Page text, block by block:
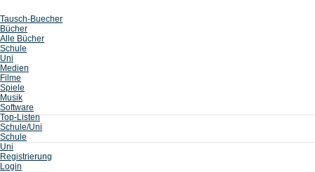
Tausch-Buecher
Bücher
Alle Bücher
Schule
Uni
Medien
Filme
Spiele
Musik
Software
Top-Listen
Schule/Uni
Schule
Uni
Registrierung
Login